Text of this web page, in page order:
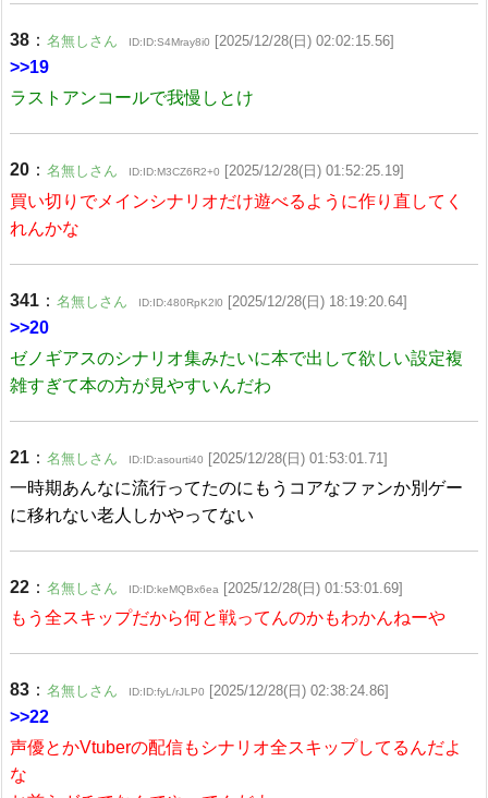
38 ： 名無しさん ID:ID:S4Mray8i0 [2025/12/28(日) 02:02:15.56]
>>19
ラストアンコールで我慢しとけ
20 ： 名無しさん ID:ID:M3CZ6R2+0 [2025/12/28(日) 01:52:25.19]
買い切りでメインシナリオだけ遊べるように作り直してく
れんかな
341 ： 名無しさん ID:ID:480RpK2l0 [2025/12/28(日) 18:19:20.64]
>>20
ゼノギアスのシナリオ集みたいに本で出して欲しい設定複
雑すぎて本の方が見やすいんだわ
21 ： 名無しさん ID:ID:asourti40 [2025/12/28(日) 01:53:01.71]
一時期あんなに流行ってたのにもうコアなファンか別ゲー
に移れない老人しかやってない
22 ： 名無しさん ID:ID:keMQBx6ea [2025/12/28(日) 01:53:01.69]
もう全スキップだから何と戦ってんのかもわかんねーや
83 ： 名無しさん ID:ID:fyL/rJLP0 [2025/12/28(日) 02:38:24.86]
>>22
声優とかVtuberの配信もシナリオ全スキップしてるんだよ
な